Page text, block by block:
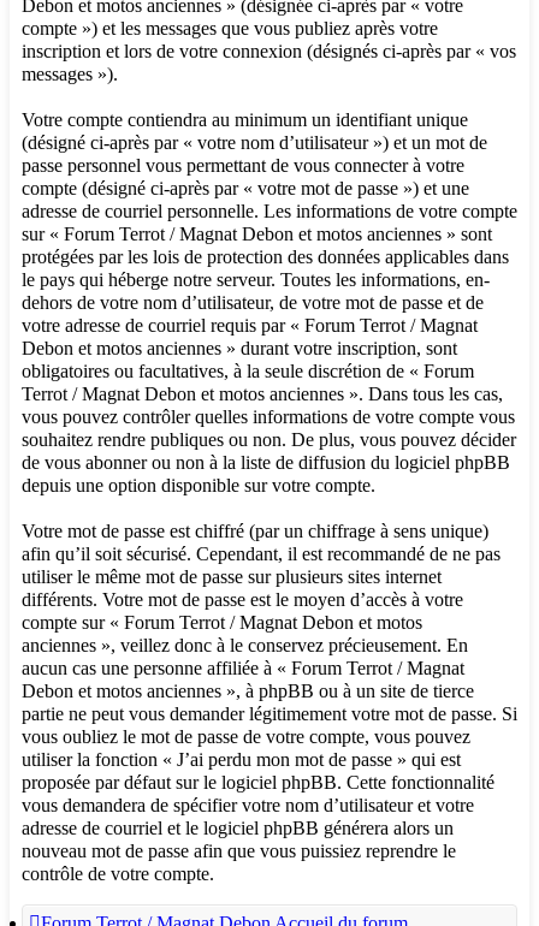
Debon et motos anciennes » (désignée ci-après par « votre
compte ») et les messages que vous publiez après votre
inscription et lors de votre connexion (désignés ci-après par « vos
messages »).
Votre compte contiendra au minimum un identifiant unique
(désigné ci-après par « votre nom d’utilisateur ») et un mot de
passe personnel vous permettant de vous connecter à votre
compte (désigné ci-après par « votre mot de passe ») et une
adresse de courriel personnelle. Les informations de votre compte
sur « Forum Terrot / Magnat Debon et motos anciennes » sont
protégées par les lois de protection des données applicables dans
le pays qui héberge notre serveur. Toutes les informations, en-
dehors de votre nom d’utilisateur, de votre mot de passe et de
votre adresse de courriel requis par « Forum Terrot / Magnat
Debon et motos anciennes » durant votre inscription, sont
obligatoires ou facultatives, à la seule discrétion de « Forum
Terrot / Magnat Debon et motos anciennes ». Dans tous les cas,
vous pouvez contrôler quelles informations de votre compte vous
souhaitez rendre publiques ou non. De plus, vous pouvez décider
de vous abonner ou non à la liste de diffusion du logiciel phpBB
depuis une option disponible sur votre compte.
Votre mot de passe est chiffré (par un chiffrage à sens unique)
afin qu’il soit sécurisé. Cependant, il est recommandé de ne pas
utiliser le même mot de passe sur plusieurs sites internet
différents. Votre mot de passe est le moyen d’accès à votre
compte sur « Forum Terrot / Magnat Debon et motos
anciennes », veillez donc à le conservez précieusement. En
aucun cas une personne affiliée à « Forum Terrot / Magnat
Debon et motos anciennes », à phpBB ou à un site de tierce
partie ne peut vous demander légitimement votre mot de passe. Si
vous oubliez le mot de passe de votre compte, vous pouvez
utiliser la fonction « J’ai perdu mon mot de passe » qui est
proposée par défaut sur le logiciel phpBB. Cette fonctionnalité
vous demandera de spécifier votre nom d’utilisateur et votre
adresse de courriel et le logiciel phpBB générera alors un
nouveau mot de passe afin que vous puissiez reprendre le
contrôle de votre compte.